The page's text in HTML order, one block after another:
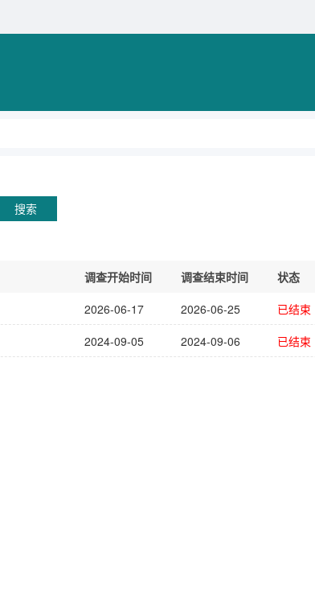
搜索
调查开始时间 调查结束时间 状态
2026-06-17 2026-06-25
已结束
2024-09-05 2024-09-06 已结束